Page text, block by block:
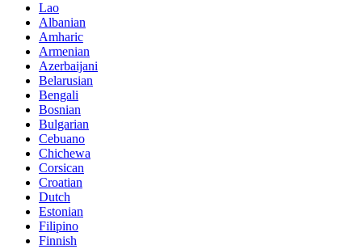
Lao
Albanian
Amharic
Armenian
Azerbaijani
Belarusian
Bengali
Bosnian
Bulgarian
Cebuano
Chichewa
Corsican
Croatian
Dutch
Estonian
Filipino
Finnish